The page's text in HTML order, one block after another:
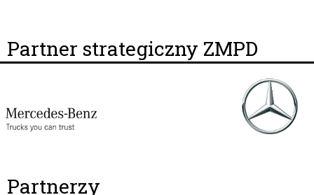
Partner strategiczny ZMPD
Partnerzy